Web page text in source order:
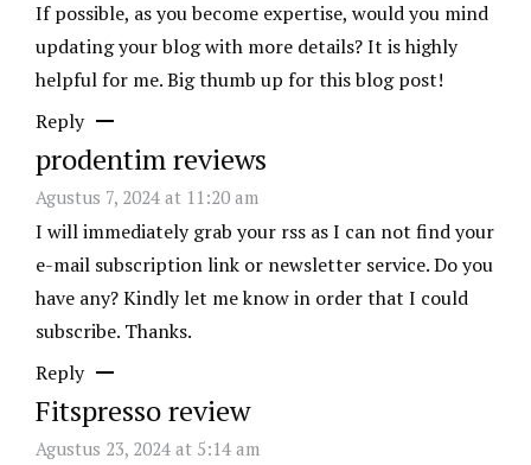
If possible, as you become expertise, would you mind
updating your blog with more details? It is highly
helpful for me. Big thumb up for this blog post!
Reply
prodentim reviews
Agustus 7, 2024 at 11:20 am
I will immediately grab your rss as I can not find your
e-mail subscription link or newsletter service. Do you
have any? Kindly let me know in order that I could
subscribe. Thanks.
Reply
Fitspresso review
Agustus 23, 2024 at 5:14 am